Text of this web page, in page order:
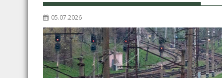
05.07.2026